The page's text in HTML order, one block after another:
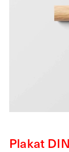
Plakat